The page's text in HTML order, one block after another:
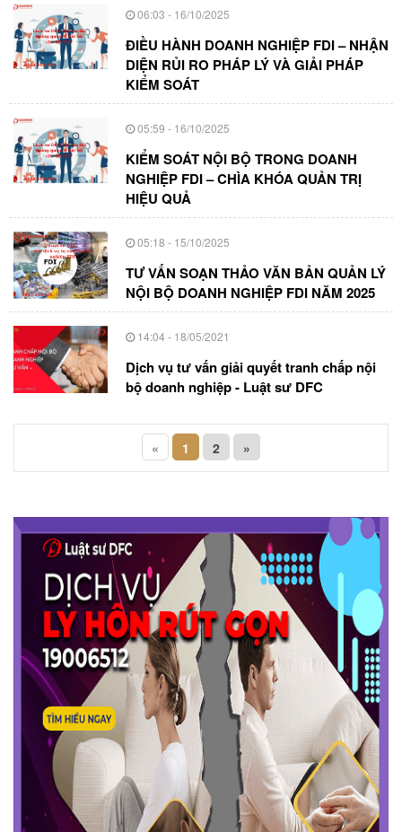
06:03 - 16/10/2025
ĐIỀU HÀNH DOANH NGHIỆP FDI – NHẬN
DIỆN RỦI RO PHÁP LÝ VÀ GIẢI PHÁP
KIỂM SOÁT
05:59 - 16/10/2025
KIỂM SOÁT NỘI BỘ TRONG DOANH
NGHIỆP FDI – CHÌA KHÓA QUẢN TRỊ
HIỆU QUẢ
05:18 - 15/10/2025
TƯ VẤN SOẠN THẢO VĂN BẢN QUẢN LÝ
NỘI BỘ DOANH NGHIỆP FDI NĂM 2025
14:04 - 18/05/2021
Dịch vụ tư vấn giải quyết tranh chấp nội
bộ doanh nghiệp - Luật sư DFC
« 1 2 »